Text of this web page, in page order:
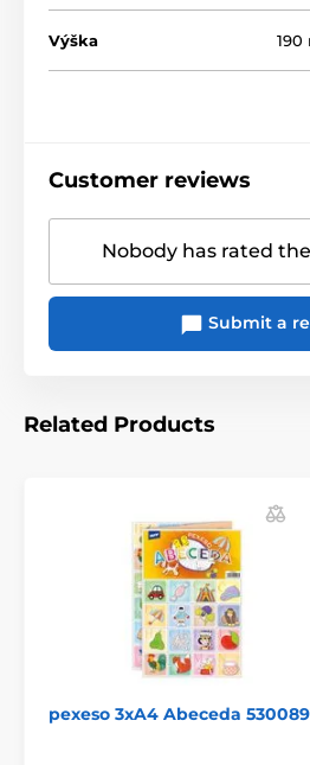
Výška
Customer reviews
Nobody has rated
Submit a
Related Products
pexeso 3xA4 Abeceda